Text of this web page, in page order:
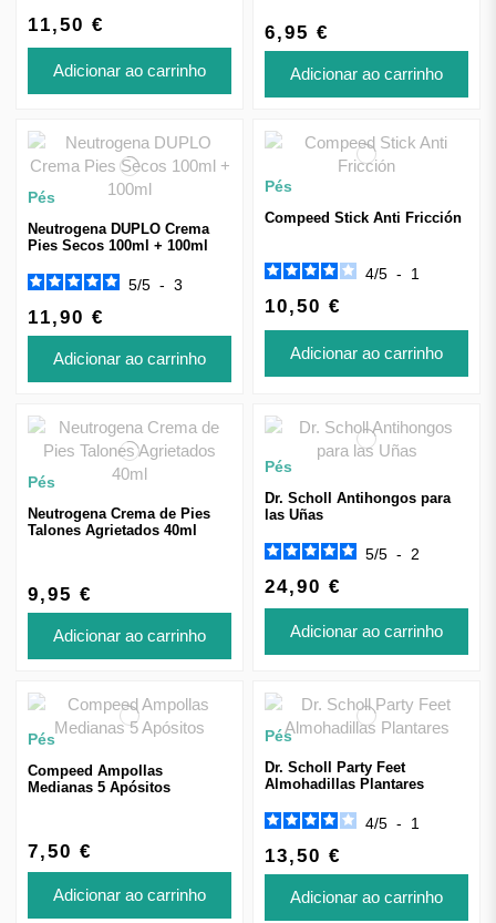
11,50 €
Adicionar ao carrinho
6,95 €
Adicionar ao carrinho
Pés
Neutrogena DUPLO Crema
Pies Secos 100ml + 100ml
5/5 - 3
11,90 €
Adicionar ao carrinho
Pés
Compeed Stick Anti Fricción
4/5 - 1
10,50 €
Adicionar ao carrinho
Pés
Neutrogena Crema de Pies
Talones Agrietados 40ml
9,95 €
Adicionar ao carrinho
Pés
Dr. Scholl Antihongos para
las Uñas
5/5 - 2
24,90 €
Adicionar ao carrinho
Pés
Compeed Ampollas
Medianas 5 Apósitos
7,50 €
Adicionar ao carrinho
Pés
Dr. Scholl Party Feet
Almohadillas Plantares
4/5 - 1
13,50 €
Adicionar ao carrinho